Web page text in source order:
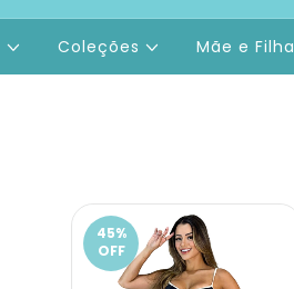
Coleções Mãe e Filha
45%
OFF